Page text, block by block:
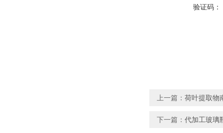
验证码：
上一篇： 荷叶提取物
下一篇： 代加工玻璃